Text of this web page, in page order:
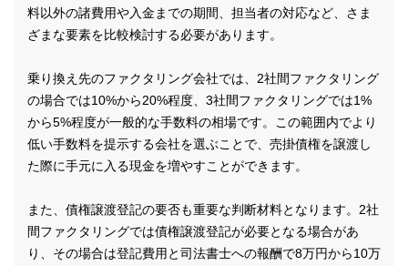
料以外の諸費用や入金までの期間、担当者の対応など、さま
ざまな要素を比較検討する必要があります。
乗り換え先のファクタリング会社では、2社間ファクタリング
の場合では10%から20%程度、3社間ファクタリングでは1%
から5%程度が一般的な手数料の相場です。この範囲内でより
低い手数料を提示する会社を選ぶことで、売掛債権を譲渡し
た際に手元に入る現金を増やすことができます。
また、債権譲渡登記の要否も重要な判断材料となります。2社
間ファクタリングでは債権譲渡登記が必要となる場合があ
り、その場合は登記費用と司法書士への報酬で8万円から10万